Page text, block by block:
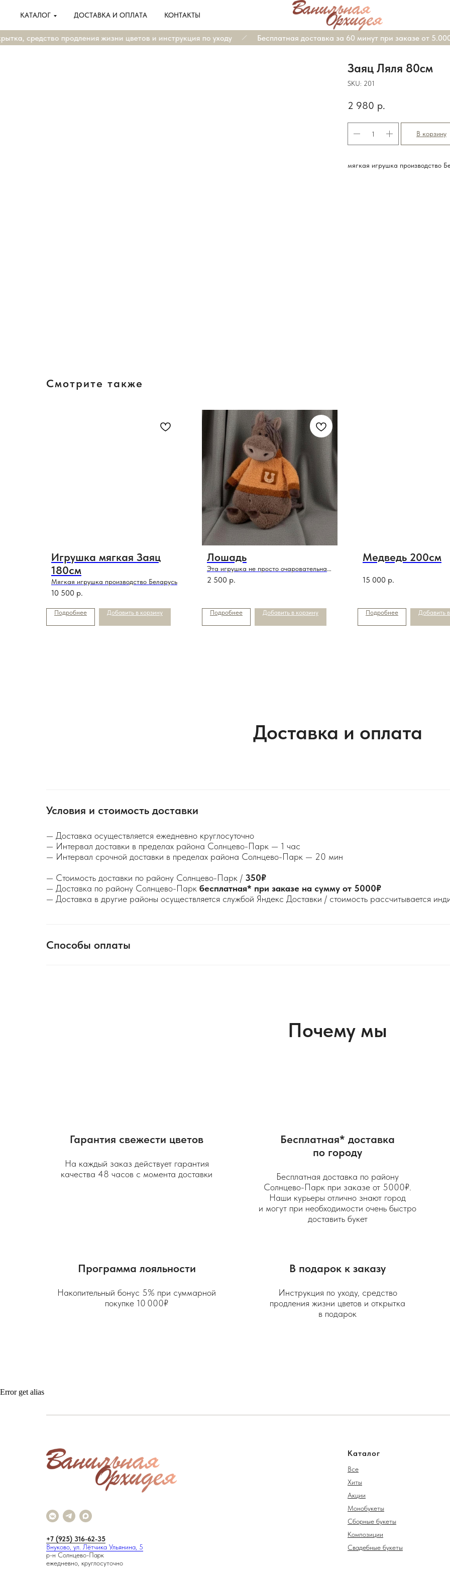
КАТАЛОГ ДОСТАВКА И ОПЛАТА КОНТАКТЫ
средство продления жизни цветов и инструкция по уходу Бесплатная доставка за 60 минут при заказе от 5.000₽
Заяц Ляля 80см
SKU: 201
2 980 р.
В корзину
мягкая игрушка производство
Смотрите также
Игрушка мягкая Заяц
180см
Мягкая игрушка производство Беларусь
10 500 р.
Подробнее Добавить в корзину
Лошадь
Эта игрушка не просто очаровательна
,она еще и символ года
2 500 р.
Подробнее Добавить в корзину
Медведь 200см
15 000 р.
Подробнее Добавить
Доставка и оплата
Условия и стоимость доставки
— Доставка осуществляется ежедневно круглосуточно
— Интервал доставки в пределах района Солнцево-Парк — 1 час
— Интервал срочной доставки в пределах района Солнцево-Парк — 20 мин
— Стоимость доставки по району Солнцево-Парк / 350₽
— Доставка по району Солнцево-Парк бесплатная* при заказе на сумму от 5000₽
— Доставка в другие районы осуществляется службой Яндекс Доставки / стоимость рассчитывается
Способы оплаты
Почему мы
Гарантия свежести цветов
На каждый заказ действует гарантия
качества 48 часов с момента доставки
Бесплатная* доставка
по городу
Бесплатная доставка по району
Солнцево-Парк при заказе от 5000₽.
Наши курьеры отлично знают город
и могут при необходимости очень быстро
доставить букет
Программа лояльности
Накопительный бонус 5% при суммарной
покупке 10 000₽
В подарок к заказу
Инструкция по уходу, средство
продления жизни цветов и открытка
в подарок
Error get alias
+7 (925) 316-62-35
Внуково, ул. Лётчика Ульянина, 5
р-н Солнцево-Парк
ежедневно, круглосуточно
Каталог
Все
Хиты
Акции
Монобукеты
Сборные букеты
Композиции
Свадебные букеты